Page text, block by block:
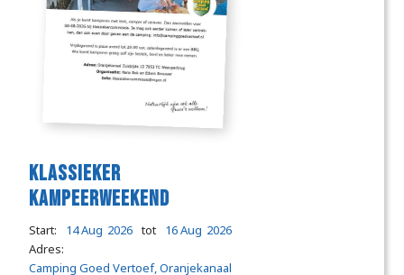
Klassieker
Kampeerweekend
Start: 14 Aug 2026 tot 16 Aug 2026
Adres:
Camping Goed Vertoef, Oranjekanaal